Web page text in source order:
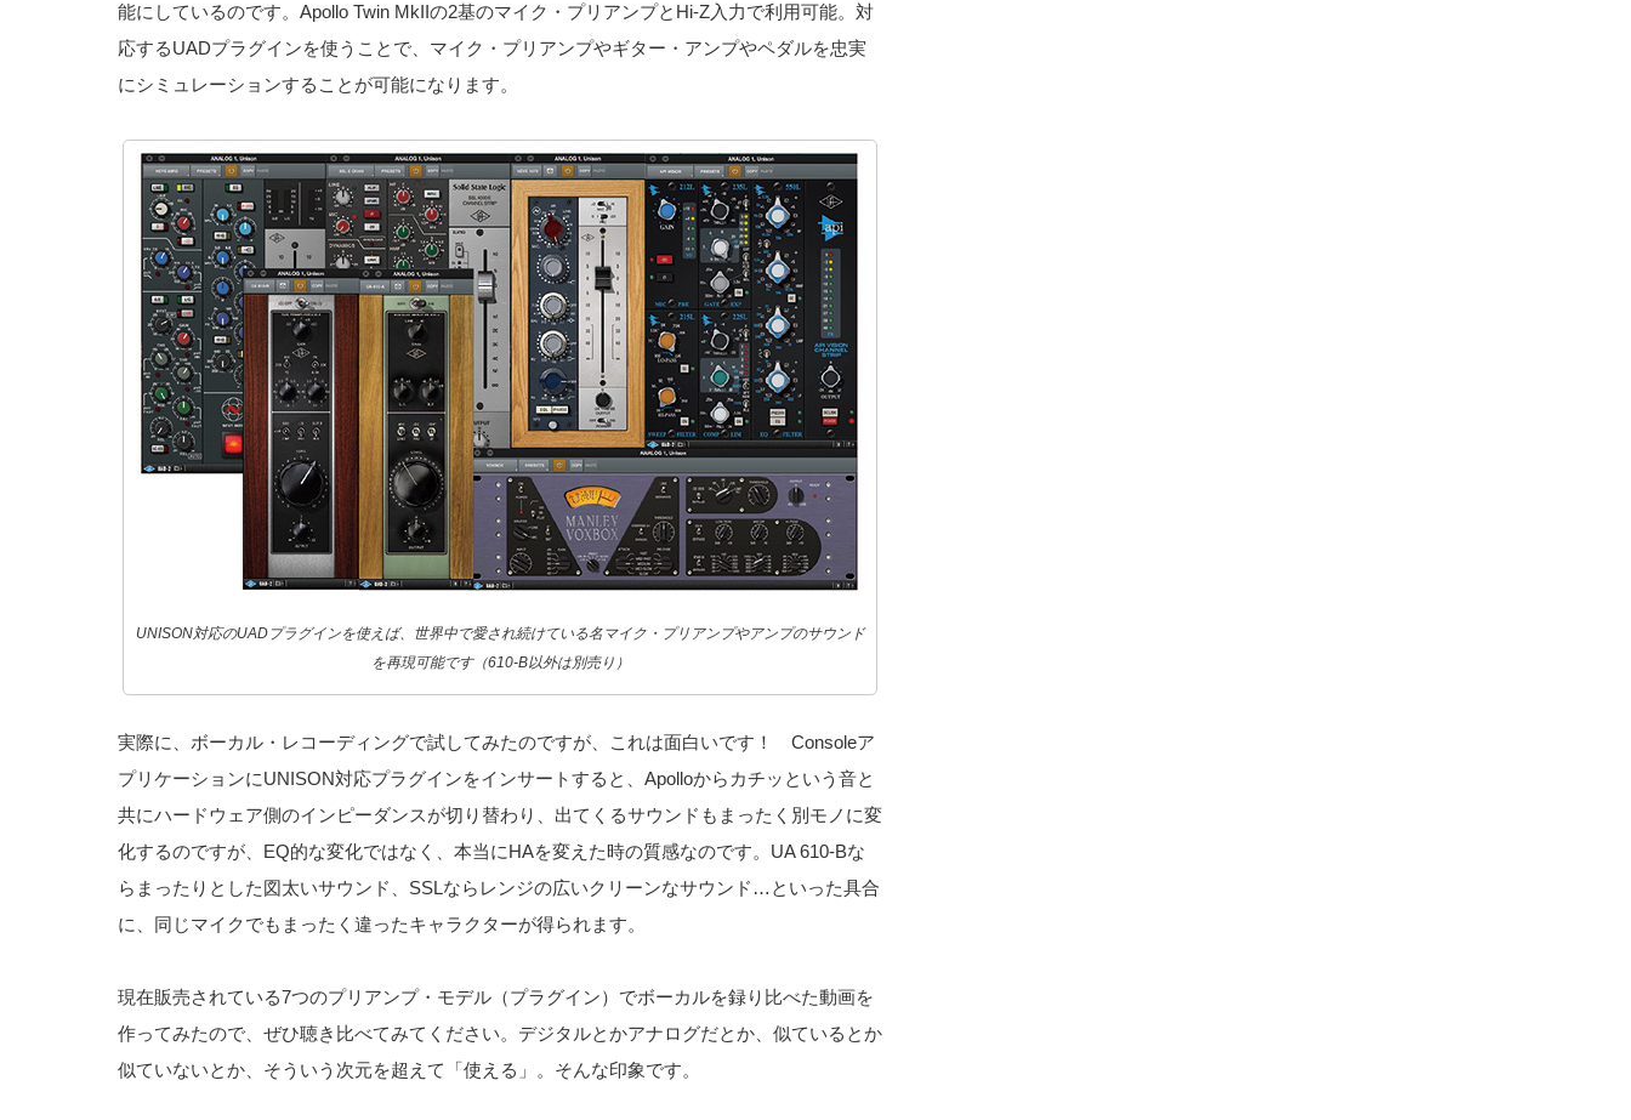
能にしているのです。Apollo Twin MkIIの2基のマイク・プリアンプとHi-Z入力で利用可能。対
応するUADプラグインを使うことで、マイク・プリアンプやギター・アンプやペダルを忠実
にシミュレーションすることが可能になります。
UNISON対応のUADプラグインを使えば、世界中で愛され続けている名マイク・プリアンプやアンプのサウンド
を再現可能です（610-B以外は別売り）
実際に、ボーカル・レコーディングで試してみたのですが、これは面白いです！ Consoleア
プリケーションにUNISON対応プラグインをインサートすると、Apolloからカチッという音と
共にハードウェア側のインピーダンスが切り替わり、出てくるサウンドもまったく別モノに変
化するのですが、EQ的な変化ではなく、本当にHAを変えた時の質感なのです。UA 610-Bな
らまったりとした図太いサウンド、SSLならレンジの広いクリーンなサウンド…といった具合
に、同じマイクでもまったく違ったキャラクターが得られます。
現在販売されている7つのプリアンプ・モデル（プラグイン）でボーカルを録り比べた動画を
作ってみたので、ぜひ聴き比べてみてください。デジタルとかアナログだとか、似ているとか
似ていないとか、そういう次元を超えて「使える」。そんな印象です。